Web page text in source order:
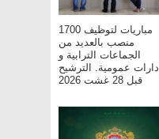
مباريات لتوظيف 1700
منصب بالعديد من
الجماعات الترابية و
إدارات عمومية. الترشيح
قبل 28 غشت 2026